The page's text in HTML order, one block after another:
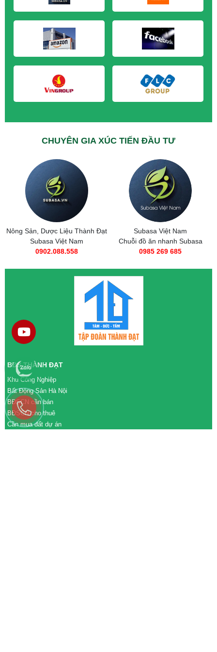
M&A CẦN MUA tại Trà Vinh
M&A CẦN MUA tại Hưng Yên
M&A CẦN MUA tại Quảng Ninh
CHUYÊN GIA XÚC TIẾN ĐẦU TƯ
Nông Sản, Dược Liệu Thành Đạt
Subasa Việt Nam
0902.088.558
Subasa Việt Nam
Chuỗi đồ ăn nhanh Subasa
0985 269 685
BĐS THÀNH ĐẠT
Khu Công Nghiệp
Bất Động Sản Hà Nội
BĐSCN cần bán
BĐSCN cho thuê
Cần mua đất dự án